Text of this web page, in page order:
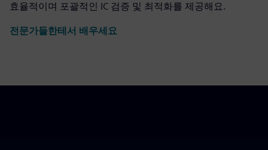
효율적이며 포괄적인 IC 검증 및 최적화를 제공해요.
전문가들한테서 배우세요